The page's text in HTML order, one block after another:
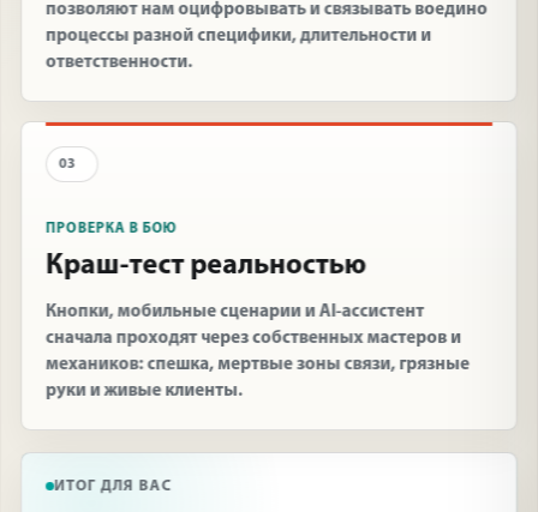
позволяют нам оцифровывать и связывать воедино
процессы разной специфики, длительности и
ответственности.
03
ПРОВЕРКА В БОЮ
Краш-тест реальностью
Кнопки, мобильные сценарии и AI-ассистент
сначала проходят через собственных мастеров и
механиков: спешка, мертвые зоны связи, грязные
руки и живые клиенты.
ИТОГ ДЛЯ ВАС